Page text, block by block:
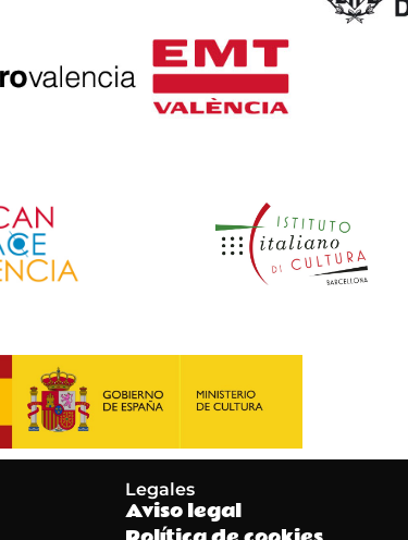
Legales
Aviso legal